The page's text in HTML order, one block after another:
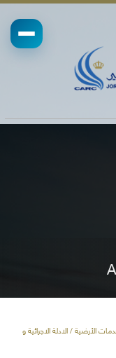
الأرضية/ الادلة الاجرائية و